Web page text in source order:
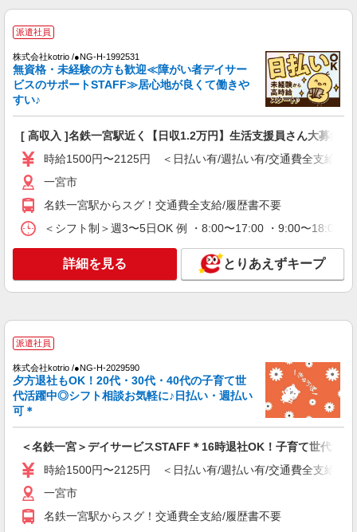
派遣社員
株式会社kotrio /●NG-H-2093108
尾張一宮★未経験OKの人間関係に悩まない職
時給1500円〜2125円 ＜日払い有/週払い有/交
尾張一宮駅すぐ
キープ 詳細を見る
派遣社員
株式会社kotrio /●NG-H-2029421
夕方までのデイサービス☆車の運転できる方優
通費全支給(ガソリン代含む)＞
キープ 詳細を見る
派遣社員
株式会社kotrio /●NG-H-2030694
毎日通うのが楽しみになる＊ホテルのような美
しいサ高住のSTAFF
一宮市
派遣社員
株式会社kotrio /●NG-H-1992531
無資格・未経験の方も歓迎≪障がい者デイサー
ビスのサポートSTAFF≫居心地が良くて働きや
すい♪
[ 高収入 ]名鉄一宮駅近く【日収1.2万円】生活支援員さん大募集！
時給1500円〜2125円 ＜日払い有/週払い有/交通費全支給(ガ
一宮市
名鉄一宮駅からスグ！交通費全支給/履歴書不要
＜シフト制＞週3〜5日OK 例 ・8:00〜17:00 ・9:00〜18:00
詳細を見る とりあえずキープ
派遣社員
株式会社kotrio /●NG-H-2029590
夕方退社もOK！20代・30代・40代の子育て世
代活躍中◎シフト相談お気軽に♪日払い・週払い
可＊
＜名鉄一宮＞デイサービスSTAFF＊16時退社OK！子育て世代活躍
時給1500円〜2125円 ＜日払い有/週払い有/交通費全支給(ガ
一宮市
名鉄一宮駅からスグ！交通費全支給/履歴書不要